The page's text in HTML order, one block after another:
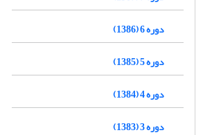
دوره 6 (1386)
دوره 5 (1385)
دوره 4 (1384)
دوره 3 (1383)